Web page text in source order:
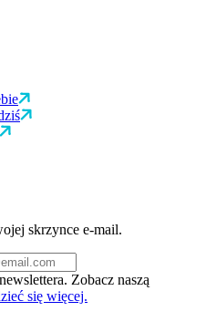
skrzynce e-mail.
Zobacz naszą
się więcej.